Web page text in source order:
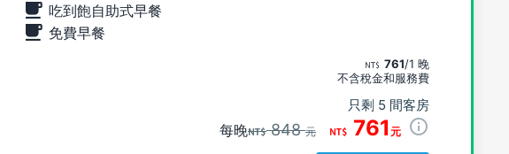
吃到飽自助式早餐
免費早餐
761/1 晚
不含稅金和服務費
只剩 5 間客房
每晚 848元 761 元